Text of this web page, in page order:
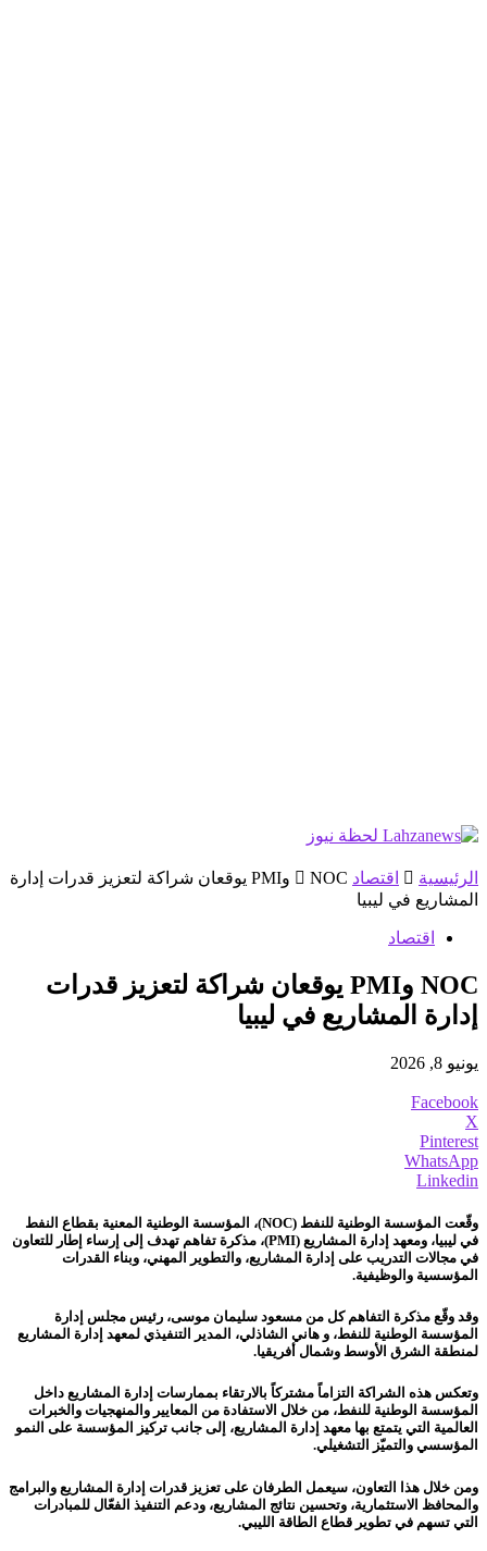
الرئيسية اقتصاد
NOC وPMI يوقعان شراكة لتعزيز قدرات إدارة
المشاريع في ليبيا
اقتصاد
NOC وPMI يوقعان شراكة لتعزيز قدرات
إدارة المشاريع في ليبيا
يونيو 8, 2026
Facebook
X
Pinterest
WhatsApp
Linkedin
وقّعت المؤسسة الوطنية للنفط (NOC)، المؤسسة الوطنية المعنية بقطاع النفط
في ليبيا، ومعهد إدارة المشاريع (PMI)، مذكرة تفاهم تهدف إلى إرساء إطار للتعاون
في مجالات التدريب على إدارة المشاريع، والتطوير المهني، وبناء القدرات
المؤسسية والوظيفية.
وقد وقّع مذكرة التفاهم كل من مسعود سليمان موسى، رئيس مجلس إدارة
المؤسسة الوطنية للنفط، و هاني الشاذلي، المدير التنفيذي لمعهد إدارة المشاريع
لمنطقة الشرق الأوسط وشمال أفريقيا.
وتعكس هذه الشراكة التزاماً مشتركاً بالارتقاء بممارسات إدارة المشاريع داخل
المؤسسة الوطنية للنفط، من خلال الاستفادة من المعايير والمنهجيات والخبرات
العالمية التي يتمتع بها معهد إدارة المشاريع، إلى جانب تركيز المؤسسة على النمو
المؤسسي والتميّز التشغيلي.
ومن خلال هذا التعاون، سيعمل الطرفان على تعزيز قدرات إدارة المشاريع والبرامج
والمحافظ الاستثمارية، وتحسين نتائج المشاريع، ودعم التنفيذ الفعّال للمبادرات
التي تسهم في تطوير قطاع الطاقة الليبي.